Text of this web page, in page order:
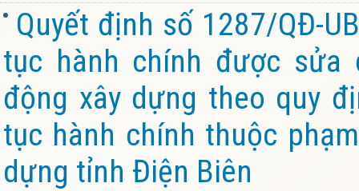
Quyết định số 1287/QĐ-
tục hành chính được
động xây dựng theo quy
tục hành chính thuộc
dựng tỉnh Điện Biên